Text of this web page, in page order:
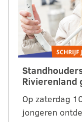
Rivierenland
Op zaterdag
jongeren